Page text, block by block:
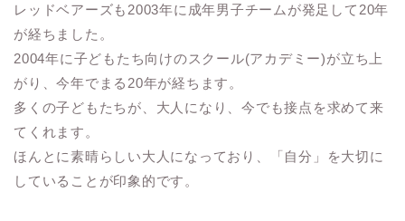
レッドベアーズも2003年に成年男子チームが発足して20年
が経ちました。
2004年に子どもたち向けのスクール(アカデミー)が立ち上
がり、今年でまる20年が経ちます。
多くの子どもたちが、大人になり、今でも接点を求めて来
てくれます。
ほんとに素晴らしい大人になっており、「自分」を大切に
していることが印象的です。